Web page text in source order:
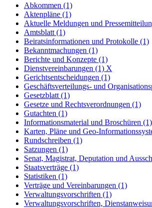
Abkommen (1)
Aktenpläne (1)
Aktuelle Meldungen und
Amtsblatt (1)
Beiratsinformationen und Protokolle (1)
Bekanntmachungen (1)
Berichte und Konzepte (1)
Dienstvereinbarungen (1) X
Gerichtsentscheidungen (1)
Geschäftsverteilungs- und
Gesetzblatt (1)
Gesetze und Rechtsverordnungen (1)
Gutachten (1)
Informationsmaterial und Broschüren (1)
Karten, Pläne und Geo-
Rundschreiben (1)
Satzungen (1)
Senat, Magistrat, Deputation und
Staatsverträge (1)
Statistiken (1)
Verträge und Vereinbarungen (1)
Verwaltungsvorschriften (1)
Verwaltungsvorschriften,